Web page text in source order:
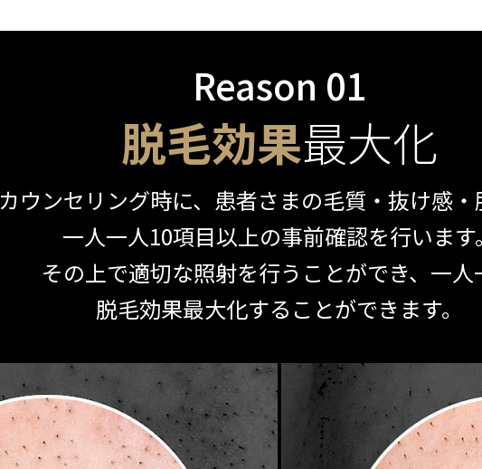
Reason 01
脱毛効果最大化
カウンセリング時に、患者さまの毛質・抜け感
一人一人10項目以上の事前確認を行います
その上で適切な照射を行うことができ、一人
脱毛効果最大化することができます。